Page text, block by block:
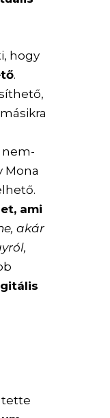
hogy
.
nem-
Mona
ami
akár
tette